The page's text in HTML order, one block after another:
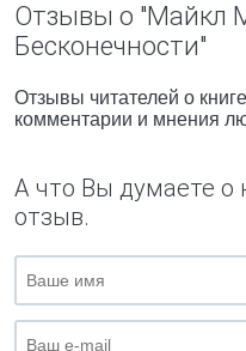
Отзывы о "Майкл
Бесконечности"
Отзывы читателей о
комментарии и мнения
А что Вы думаете о
отзыв.